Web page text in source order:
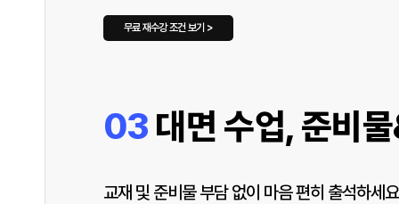
무료 재수강 조건 보기 >
03 대면 수업, 준비
교재 및 준비물 부담 없이 마음 편히 출석하세